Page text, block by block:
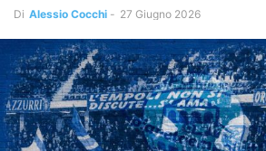
Di Alessio Cocchi - 27 Giugno 2026